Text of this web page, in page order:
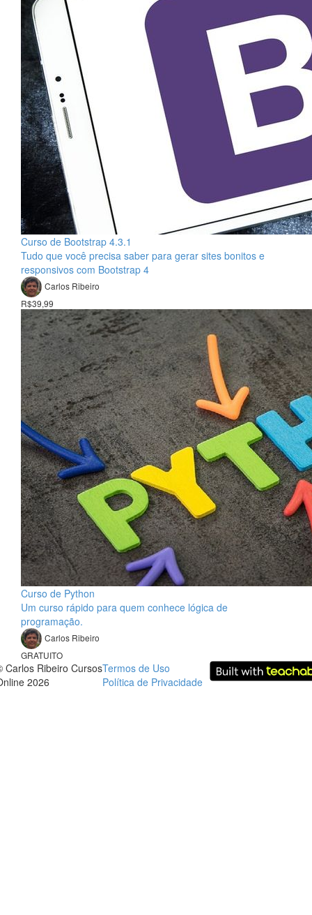
Curso de Bootstrap 4.3.1
Tudo que você precisa saber para gerar sites bonitos e
responsivos com Bootstrap 4
Carlos Ribeiro
R$39,99
Curso de Python
Um curso rápido para quem conhece lógica de
programação.
Carlos Ribeiro
GRATUITO
Carlos Ribeiro Cursos
2026
Termos de Uso
Política de Privacidade